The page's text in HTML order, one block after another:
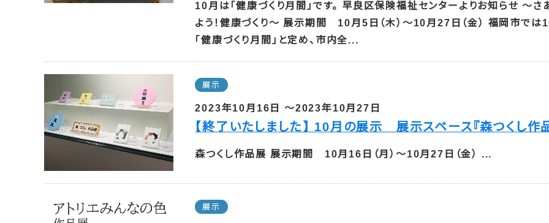
10月は「健康づくり月間」です。 早良区保険福祉センターよりお知らせ ～さ
よう！健康づくり～ 展示期間 10月5日（木）～10月27日（金） 福岡市では
「健康づくり月間」と定め、市内全...
展示
2023年10月16日 ～2023年10月27日
【終了いたしました】 10月の展示 展示スペース『森つくし作
森つくし作品展 展示期間 10月16日（月）～10月27日（金） ...
展示